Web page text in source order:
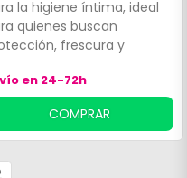
la higiene íntima, ideal
quienes buscan
frescura y
Este conjunto de
está formulado
para pieles
proporcionando
limpieza suave y eficaz
en 24-72h
COMPRAR